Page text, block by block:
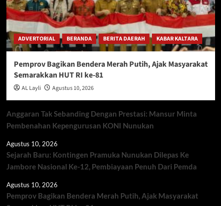
ADVERTORIAL BERANDA BERITA DAERAH KABAR KALTARA
Pemprov Bagikan Bendera Merah Putih, Ajak Masyarakat
Semarakkan HUT RI ke-81
AL Layli Agustus 10, 2026
Anggaran Tak Sebanding Dengan Prestasi: Mansur Minta
Pembenahan Kepengurusan KONI Nunukan
Agustus 10, 2026
Sejarah Baru: Kontingen Pramuka Nunukan Dilepas Ke
Jambore Nasional Ke-12, Pembiayaan Penuh Dari Pemda
Agustus 10, 2026
Pemprov Bagikan Bendera Merah Putih, Ajak Masyarakat